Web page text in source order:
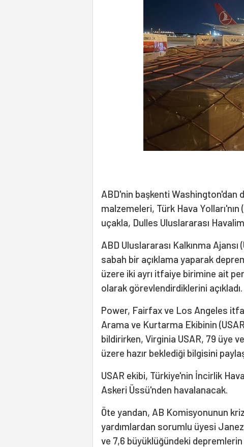
ABD'nin başkenti Washington'dan
malzemeleri, Türk Hava
uçakla, Dulles Uluslararası
ABD Uluslararası Kalkınma
sabah bir açıklama yaparak
üzere iki ayrı itfaiye birimine ait
olarak görevlendirdiklerini açıkladı.
Power, Fairfax ve Los Angeles
Arama ve Kurtarma Ekibinin
bildirirken, Virginia USAR, 79 üye
üzere hazır beklediği bilgisini
USAR ekibi, Türkiye'nin İncirlik
Askeri Üssü'nden havalanacak.
Öte yandan, AB Komisyonunun
yardımlardan sorumlu üyesi
ve 7,6 büyüklüğündeki depremlerin